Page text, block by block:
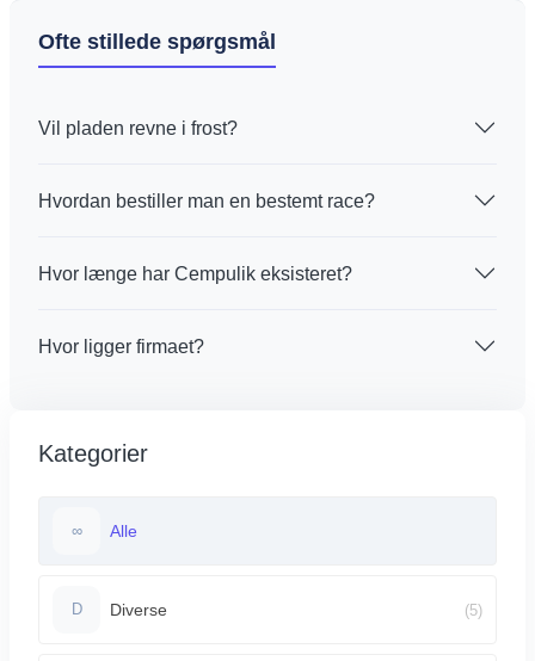
Ofte stillede spørgsmål
Vil pladen revne i frost?
Hvordan bestiller man en bestemt race?
Hvor længe har Cempulik eksisteret?
Hvor ligger firmaet?
Kategorier
∞ Alle
D Diverse (5)